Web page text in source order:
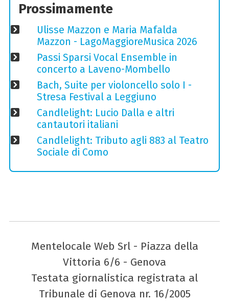
Prossimamente
Ulisse Mazzon e Maria Mafalda
Mazzon - LagoMaggioreMusica 2026
Passi Sparsi Vocal Ensemble in
concerto a Laveno-Mombello
Bach, Suite per violoncello solo I -
Stresa Festival a Leggiuno
Candlelight: Lucio Dalla e altri
cantautori italiani
Candlelight: Tributo agli 883 al Teatro
Sociale di Como
Mentelocale Web Srl - Piazza della
Vittoria 6/6 - Genova
Testata giornalistica registrata al
Tribunale di Genova nr. 16/2005